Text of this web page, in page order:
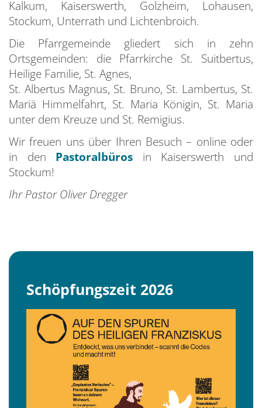
Kalkum, Kaiserswerth, Golzheim, Lohausen,
Stockum, Unterrath und Lichtenbroich.
Die Pfarrgemeinde gliedert sich in zehn
Ortsgemeinden: die Pfarrkirche St. Suitbertus,
Heilige Familie, St. Agnes,
St. Albertus Magnus, St. Bruno, St. Lambertus, St.
Mariä Himmelfahrt, St. Maria Königin, St. Maria
unter dem Kreuze und St. Remigius.
Wir freuen uns über Ihren Besuch – online oder
in den Pastoralbüros in Kaiserswerth und
Stockum!
Ihr Pastor Oliver Dregger
Schöpfungszeit 2026